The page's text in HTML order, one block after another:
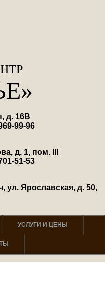
д. 16В
99-96
д. 1, пом. III
51-53
ул. Ярославская, д. 50,
УСЛУГИ И ЦЕНЫ